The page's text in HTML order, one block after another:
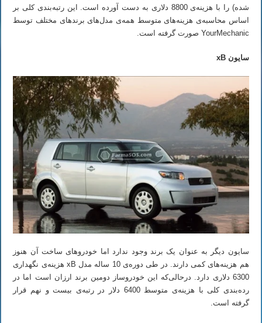
شده) را با هزینه‌ی 8800 دلاری به دست آورده است. این رتبه‌بندی کلی بر
اساس محاسبه‌ی هزینه‌های متوسط همه‌ی مدل‌های برندهای مختلف توسط
YourMechanic صورت گرفته است.
سایونxB
سایون دیگر به عنوان یک برند وجود ندارد اما خودروهای ساخت آن هنوز
هم هزینه‌های کمی دارند. در طی دوره‌ی 10 ساله مدل xB هزینه‌ی نگهداری
6300 دلاری دارد. درحالی‌که این خودروساز دومین برند ارزان است اما در
رده‌بندی کلی با هزینه‌ی متوسط 6400 دلار در رتبه‌ی بیست و نهم قرار
گرفته است.